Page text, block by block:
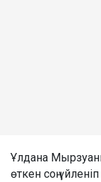
Ұлдана
өткен соң